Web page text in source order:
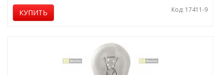
КУПИТЬ Код: 17411-9